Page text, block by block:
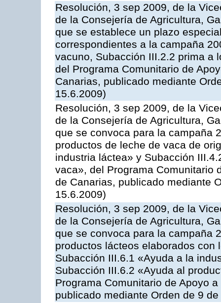
Resolución, 3 sep 2009, de la
de la Consejería de Agricultura,
que se establece un plazo
correspondientes a la campaña
vacuno, Subacción III.2.2 prima a
del Programa Comunitario de
Canarias, publicado mediante
15.6.2009)
Resolución, 3 sep 2009, de la
de la Consejería de Agricultura,
que se convoca para la campaña
productos de leche de vaca de
industria láctea» y Subacción
vaca», del Programa Comunitario
de Canarias, publicado mediante
15.6.2009)
Resolución, 3 sep 2009, de la
de la Consejería de Agricultura,
que se convoca para la campaña
productos lácteos elaborados
Subacción III.6.1 «Ayuda a la
Subacción III.6.2 «Ayuda al
Programa Comunitario de Apoyo
publicado mediante Orden de 9